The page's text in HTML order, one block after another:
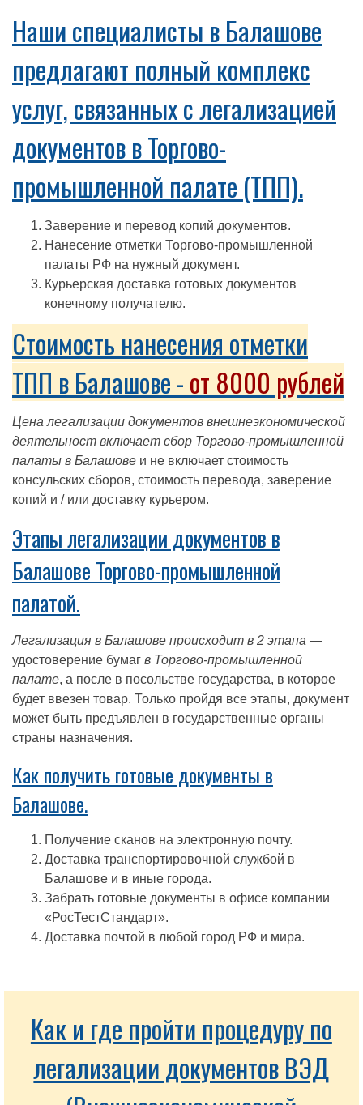
Наши специалисты в Балашове
предлагают полный комплекс
услуг, связанных с легализацией
документов в Торгово-
промышленной палате (ТПП).
Заверение и перевод копий документов.
Нанесение отметки Торгово-промышленной
палаты РФ на нужный документ.
Курьерская доставка готовых документов
конечному получателю.
Стоимость нанесения отметки
ТПП в Балашове -от 8000 рублей
Цена легализации документов внешнеэкономической
деятельност включает сбор Торгово-промышленной
палаты в Балашове и не включает стоимость
консульских сборов, стоимость перевода, заверение
копий и / или доставку курьером.
Этапы легализации документов в
Балашове Торгово-промышленной
палатой.
Легализация в Балашове происходит в 2 этапа —
удостоверение бумаг в Торгово-промышленной
палате, а после в посольстве государства, в которое
будет ввезен товар. Только пройдя все этапы, документ
может быть предъявлен в государственные органы
страны назначения.
Как получить готовые документы в
Балашове.
Получение сканов на электронную почту.
Доставка транспортировочной службой в
Балашове и в иные города.
Забрать готовые документы в офисе компании
«РосТестСтандарт».
Доставка почтой в любой город РФ и мира.
Как и где пройти процедуру по
легализации документов ВЭД